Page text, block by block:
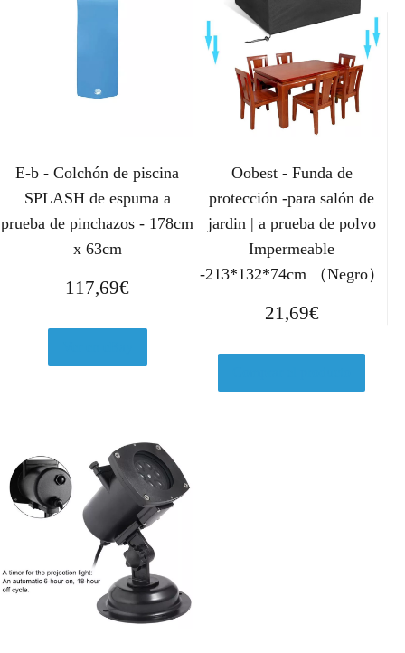
E-b - Colchón de piscina
SPLASH de espuma a
prueba de pinchazos - 178cm
x 63cm
117,69€
Oobest - Funda de
protección -para salón de
jardin | a prueba de polvo
Impermeable
-213*132*74cm （Negro）
21,69€